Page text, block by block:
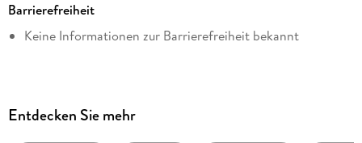
Dateigröße
1,02 MB
Autor/Autorin
Barrierefreiheit
Keine Informationen zur Barrierefreiheit bekannt
Entdecken Sie mehr